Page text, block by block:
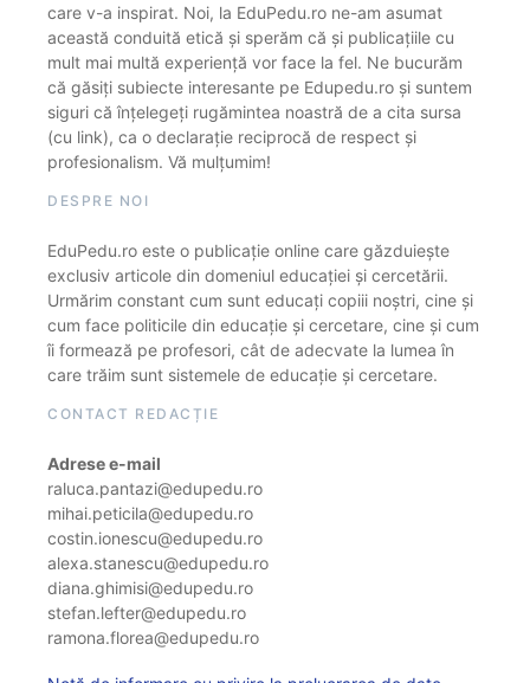
care v-a inspirat. Noi, la EduPedu.ro ne-am asumat
această conduită etică și sperăm că și publicațiile cu
mult mai multă experiență vor face la fel. Ne bucurăm
că găsiți subiecte interesante pe Edupedu.ro și suntem
siguri că înțelegeți rugămintea noastră de a cita sursa
(cu link), ca o declarație reciprocă de respect și
profesionalism. Vă mulțumim!
DESPRE NOI
EduPedu.ro este o publicație online care găzduiește
exclusiv articole din domeniul educației și cercetării.
Urmărim constant cum sunt educați copiii noștri, cine și
cum face politicile din educație și cercetare, cine și cum
îi formează pe profesori, cât de adecvate la lumea în
care trăim sunt sistemele de educație și cercetare.
CONTACT REDACȚIE
Adrese e-mail
raluca.pantazi@edupedu.ro
mihai.peticila@edupedu.ro
costin.ionescu@edupedu.ro
alexa.stanescu@edupedu.ro
diana.ghimisi@edupedu.ro
stefan.lefter@edupedu.ro
ramona.florea@edupedu.ro